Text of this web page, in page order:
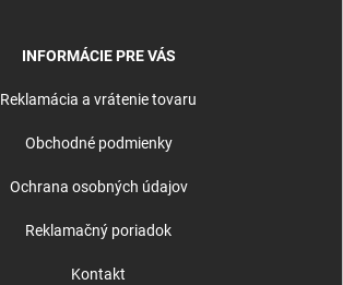
INFORMÁCIE PRE VÁS
Reklamácia a vrátenie tovaru
Obchodné podmienky
Ochrana osobných údajov
Reklamačný poriadok
Kontakt